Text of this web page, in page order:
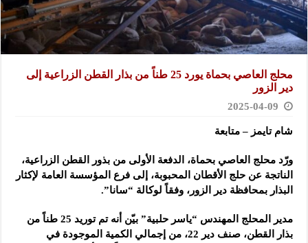
محلج العاصي بحماة يورد 25 طناً من بذار القطن الزراعية إلى
دير الزور
2025-04-09
شام تايمز – متابعة
ورّد محلج العاصي بحماة، الدفعة الأولى من بذور القطن الزراعية،
الناتجة عن حلج الأقطان المحبوبة، إلى فرع المؤسسة العامة لإكثار
البذار بمحافظة دير الزور، وفقاً لوكالة “سانا”.
مدير المحلج المهندس “ياسر حلبية” بيّن أنه تم توريد 25 طناً من
بذار القطن، صنف دير 22، من إجمالي الكمية الموجودة في